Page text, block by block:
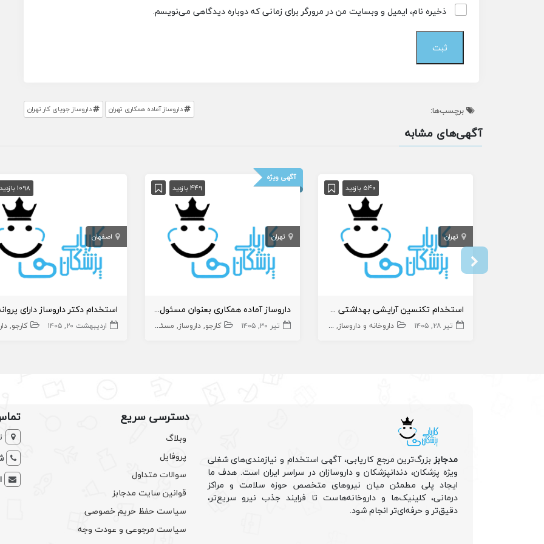
ذخیره نام، ایمیل و وبسایت من در مرورگر برای زمانی که دوباره دیدگاهی می‌نویسم.
برچسب‌ها: داروساز آماده همکاری تهران داروساز جویای کار تهران
آگهی‌های مشابه
540 بازدید
تهران
استخدام تکنسین آرایشی بهداشتی در داروخانه
تیر ۲۸, ۱۴۰۵ داروخانه و داروساز تکنسین آرایشی
آگهی ویژه
449 بازدید
تهران
داروساز آماده همکاری بعنوان مسئول فنی یا قائم مقام ثابت
تیر ۳۰, ۱۴۰۵ کارجو داروساز مسئول فنی داروخانه قائم مقام داروخانه و داروساز
1098 بازدید
اصفهان
اردیبهشت ۲۰, ۱۴۰۵ کارجو
مدجابزبزرگ‌ترین مرجع کاریابی، آگهی استخدام و نیازمندی‌های شغلی
ویژه پزشکان، دندانپزشکان و داروسازان در سراسر ایران است. هدف ما
ایجاد پلی مطمئن میان نیروهای متخصص حوزه سلامت و مراکز
درمانی، کلینیک‌ها و داروخانه‌هاست تا فرایند جذب نیرو سریع‌تر،
دقیق‌تر و حرفه‌ای‌تر انجام شود.
دسترسی سریع
وبلاگ
پروفایل
سوالات متداول
قوانین سایت مدجابز
سیاست حفظ حریم خصوصی
سیاست مرجوعی و عودت وجه